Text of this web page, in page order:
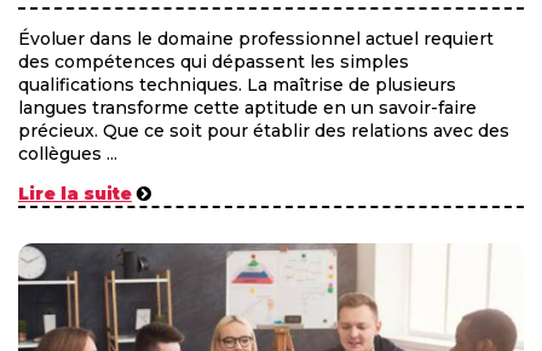
Évoluer dans le domaine professionnel actuel requiert
des compétences qui dépassent les simples
qualifications techniques. La maîtrise de plusieurs
langues transforme cette aptitude en un savoir-faire
précieux. Que ce soit pour établir des relations avec des
collègues ...
Lire la suite